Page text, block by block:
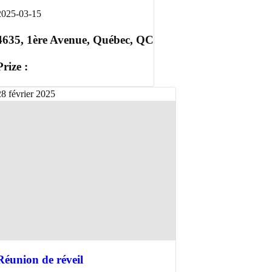
03-15
1ère Avenue, Québec, QC
:
février 2025
de réveil